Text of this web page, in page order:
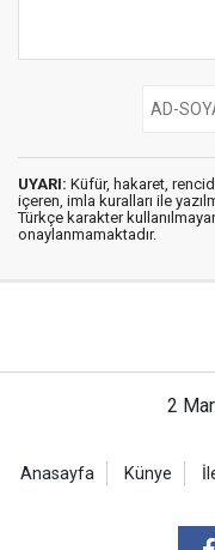
UYARI: Küfür, hakaret,
içeren, imla kuralları ile
Türkçe karakter
onaylanmamaktadır.
2
Anasayfa Künye